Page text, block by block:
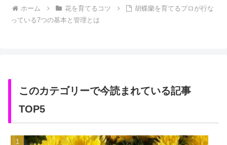
ホーム 花を育てるコツ
胡蝶蘭を育てるプロが行な
っている7つの基本と管理とは
このカテゴリーで今読まれている記事
TOP5